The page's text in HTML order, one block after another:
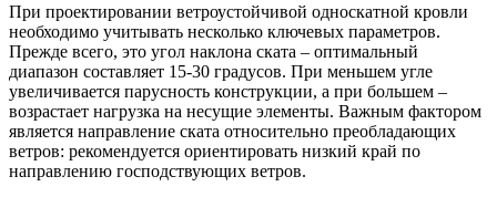
При проектировании ветроустойчивой односкатной кровли
необходимо учитывать несколько ключевых параметров.
Прежде всего, это угол наклона ската – оптимальный
диапазон составляет 15-30 градусов. При меньшем угле
увеличивается парусность конструкции, а при большем –
возрастает нагрузка на несущие элементы. Важным фактором
является направление ската относительно преобладающих
ветров: рекомендуется ориентировать низкий край по
направлению господствующих ветров.